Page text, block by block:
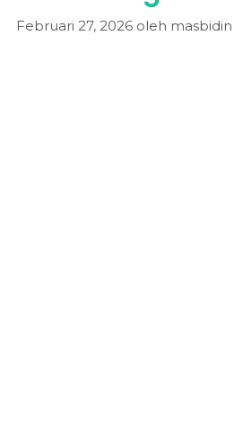
Februari 27, 2026 oleh